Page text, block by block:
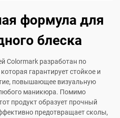
формула для
блеска
Colormark разработан по
гарантирует стойкое и
повышающее визуальную
маникюра. Помимо
продукт образует прочный
предотвращает сколы,